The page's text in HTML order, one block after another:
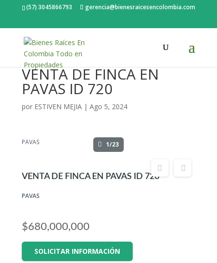
(57) 3045866793 gerencia@bienesraicesencolombia.com
VENTA DE FINCA EN
PAVAS ID 720
por ESTIVEN MEJIA| Ago 5, 2024
PAVAS 1/23
VENTA DE FINCA EN PAVAS ID 720
PAVAS
$680,000,000
SOLICITAR INFORMACIÓN